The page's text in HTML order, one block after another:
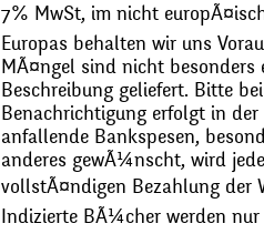
7% MwSt, im nicht
Europas behalten wir uns
MÃ¤ngel sind nicht besonders
Beschreibung geliefert. Bitte
Benachrichtigung erfolgt in
anfallende Bankspesen,
anderes gewÃ¼nscht, wird
vollstÃ¤ndigen Bezahlung der
Indizierte BÃ¼cher werden nur